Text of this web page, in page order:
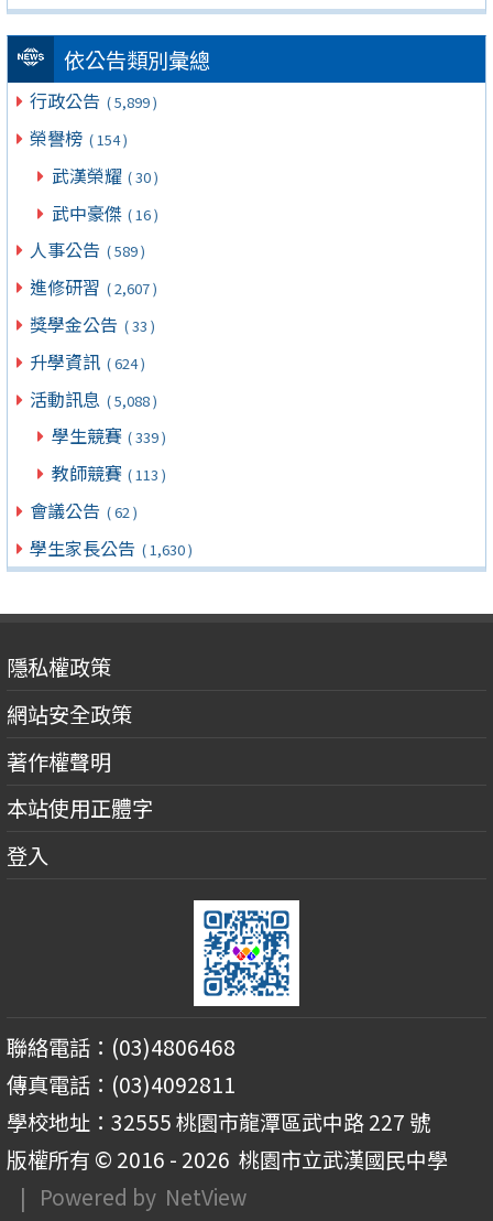
依公告類別彙總
行政公告 ( 5,899 )
榮譽榜 ( 154 )
武漢榮耀 ( 30 )
武中豪傑 ( 16 )
人事公告 ( 589 )
進修研習 ( 2,607 )
獎學金公告 ( 33 )
升學資訊 ( 624 )
活動訊息 ( 5,088 )
學生競賽 ( 339 )
教師競賽 ( 113 )
會議公告 ( 62 )
學生家長公告 ( 1,630 )
隱私權政策
網站安全政策
著作權聲明
本站使用正體字
登入
聯絡電話：(03)4806468
傳真電話：(03)4092811
學校地址：32555 桃園市龍潭區武中路 227 號
版權所有 © 2016 - 2026 桃園市立武漢國民中學
| Powered by NetView